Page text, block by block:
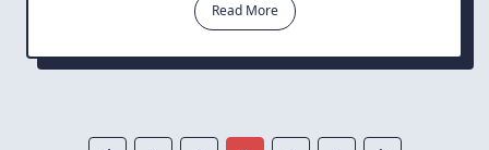
Fond
Read More